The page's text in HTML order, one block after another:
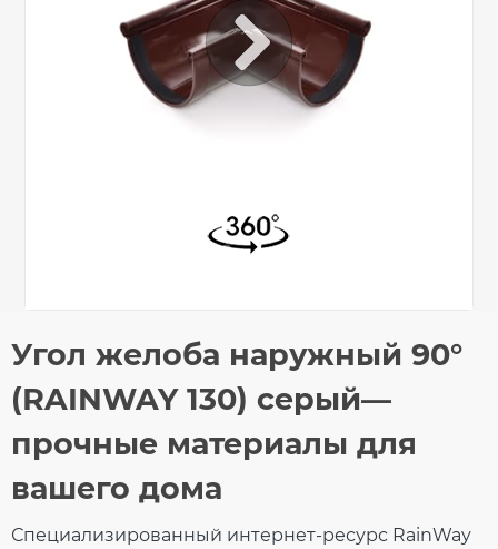
Общие характеристики
Тип системы
130/100 мм
Материал
ПВХ (PVC-U)
Технология
производства
Коекструзия (Co-
Ex)
Размеры
Длина
Вес
Габариты
275 × 275 × 108 мм
Оставьте свой отзыв
Ваше имя
Угол желоба наружный 90°
(RAINWAY 130) серый—
прочные материалы для
вашего дома
Специализированный интернет-ресурс RainWay